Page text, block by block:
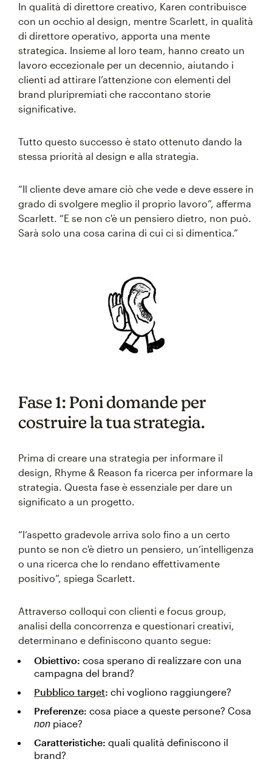
In qualità di direttore creativo, Karen contribuisce
con un occhio al design, mentre Scarlett, in qualità
di direttore operativo, apporta una mente
strategica. Insieme al loro team, hanno creato un
lavoro eccezionale per un decennio, aiutando i
clienti ad attirare l’attenzione con elementi del
brand pluripremiati che raccontano storie
significative.
Tutto questo successo è stato ottenuto dando la
stessa priorità al design e alla strategia.
“Il cliente deve amare ciò che vede e deve essere in
grado di svolgere meglio il proprio lavoro”, afferma
Scarlett. “E se non c'è un pensiero dietro, non può.
Sarà solo una cosa carina di cui ci si dimentica.”
Fase 1: Poni domande per
costruire la tua strategia.
Prima di creare una strategia per informare il
design, Rhyme & Reason fa ricerca per informare la
strategia. Questa fase è essenziale per dare un
significato a un progetto.
“l’aspetto gradevole arriva solo fino a un certo
punto se non c'è dietro un pensiero, un’intelligenza
o una ricerca che lo rendano effettivamente
positivo”, spiega Scarlett.
Attraverso colloqui con clienti e focus group,
analisi della concorrenza e questionari creativi,
determinano e definiscono quanto segue:
Obiettivo: cosa sperano di realizzare con una
campagna del brand?
Pubblico target: chi vogliono raggiungere?
Preferenze: cosa piace a queste persone? Cosa
non piace?
Caratteristiche: quali qualità definiscono il
brand?